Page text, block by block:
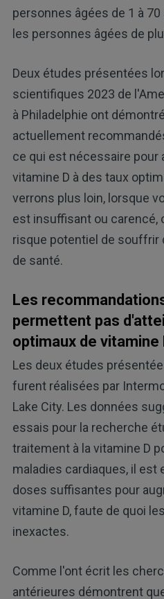
personnes âgées de 1 à 70
les personnes âgées de
Deux études présentées
scientifiques 2023 de
à Philadelphie ont
actuellement
ce qui est nécessaire pour
vitamine D à des taux
verrons plus loin, lorsque
est insuffisant ou carencé,
risque potentiel de souffrir
de santé.
Les
permettent pas
optimaux de vitamine
Les deux études
furent réalisées par
Lake City. Les données
essais pour la recherche
traitement à la vitamine D
maladies cardiaques, il
doses suffisantes pour
vitamine D, faute de quoi
inexactes.
Comme l'ont écrit les
antérieures démontrent